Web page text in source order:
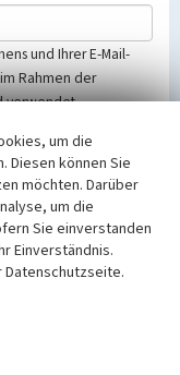
und Ihrer E-Mail-
Rahmen der
verwendet.
der Vorschriften des
NRW und der seit
bitte unsere
um die
Diesen können Sie
möchten. Darüber
um die
Sie einverstanden
Einverständnis.